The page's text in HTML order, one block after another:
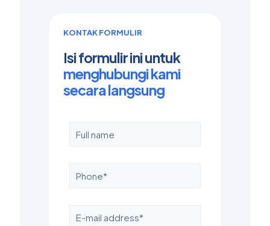
KONTAK FORMULIR
Isi formulir ini untuk
menghubungi kami
secara langsung